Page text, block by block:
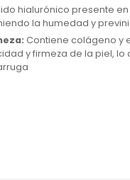
hialurónico presente
la humedad y
Contiene colágeno y
y firmeza de la piel, lo